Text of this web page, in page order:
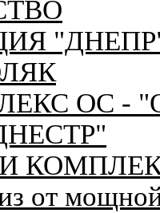
ОС -
от